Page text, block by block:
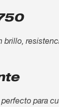
brillo,
para